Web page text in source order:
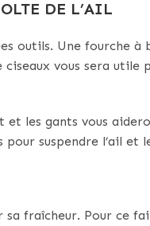
DE L’AIL
outils. Une fourche à
vous sera utile
et les gants vous
suspendre l’ail et
fraîcheur. Pour ce